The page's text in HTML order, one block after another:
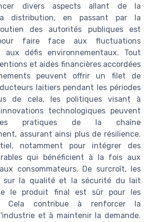
divers aspects allant de la
distribution, en passant par la
des autorités publiques est
pour faire face aux fluctuations
aux défis environnementaux. Tout
et aides financières accordées
peuvent offrir un filet de
laitiers pendant les périodes
de cela, les politiques visant à
technologiques peuvent
les pratiques de la chaîne
assurant ainsi plus de résilience.
notamment pour intégrer des
qui bénéficient à la fois aux
consommateurs. De surcroît, les
sur la qualité et la sécurité du lait
le produit final est sûr pour les
Cela contribue à renforcer la
et à maintenir la demande.